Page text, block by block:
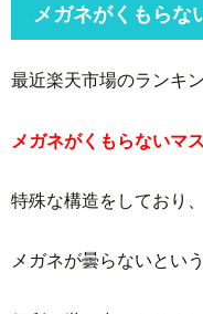
メガネがくもらな
最近楽天市場のランキ
メガネがくもらないマ
特殊な構造をしており
メガネが曇らないとい